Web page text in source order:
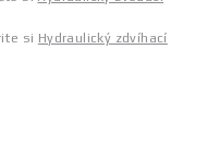
si Hydraulický zdvíhací